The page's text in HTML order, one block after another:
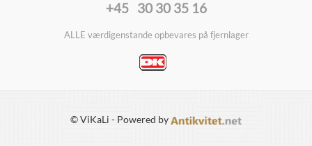
+45 30 30 35 16
ALLE værdigenstande opbevares på fjernlager
© ViKaLi - Powered by